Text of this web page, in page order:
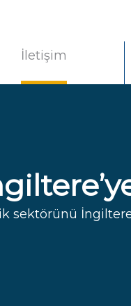
İletişim
sektörünü